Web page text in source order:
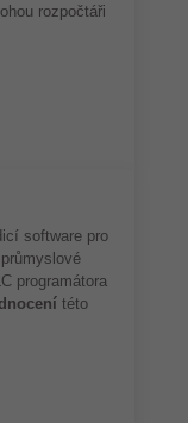
rozpočtáři
software pro
programátora
této